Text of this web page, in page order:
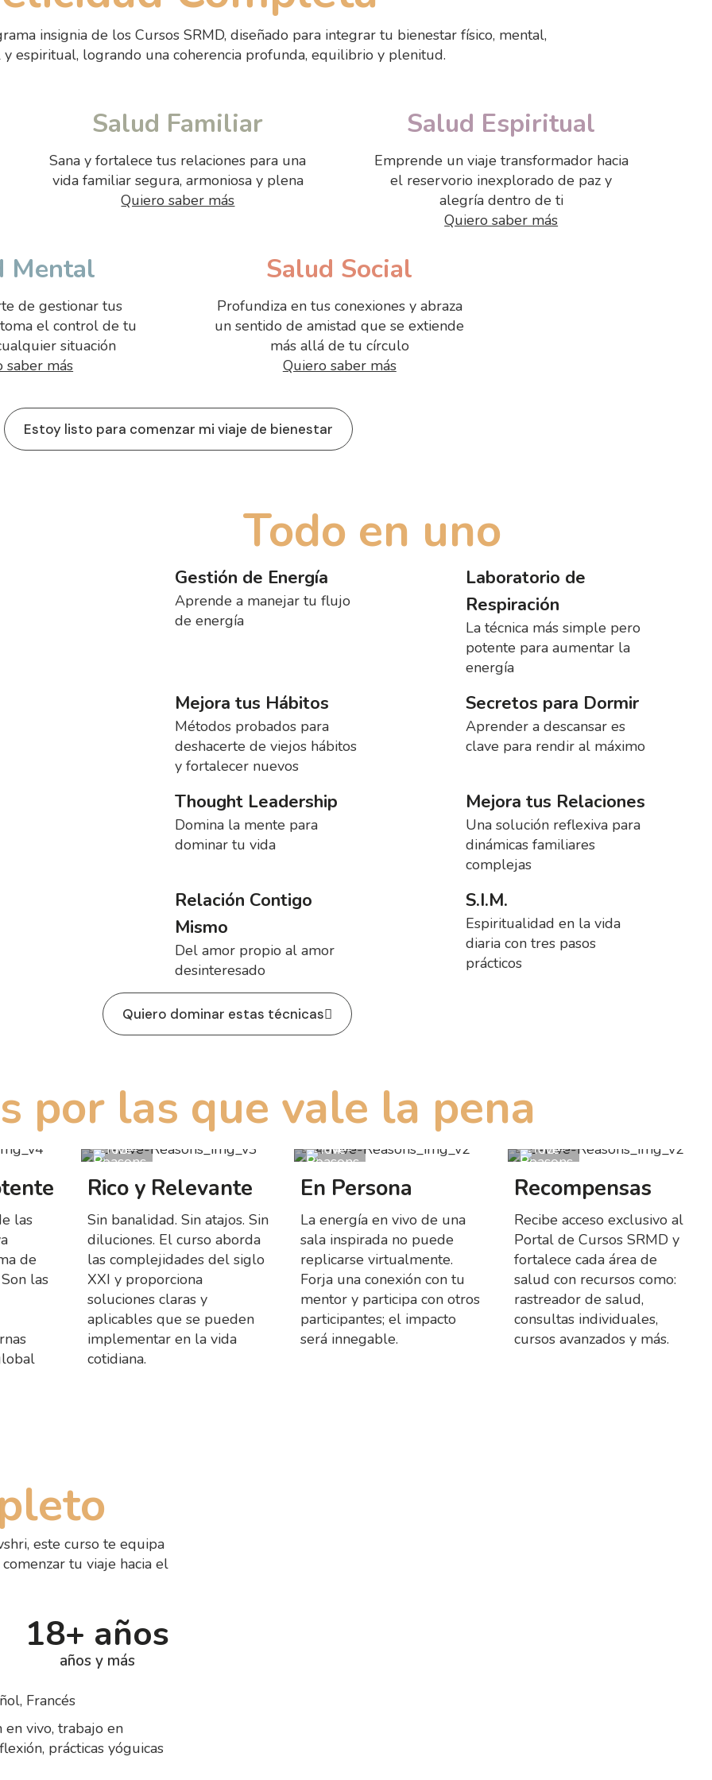
insignia de los Cursos SRMD, diseñado para integrar tu bienestar físico, mental,
y espiritual, logrando una coherencia profunda, equilibrio y plenitud.
Salud Familiar
Sana y fortalece tus relaciones para una
vida familiar segura, armoniosa y plena
Quiero saber más
Salud Espiritual
Emprende un viaje transformador hacia
el reservorio inexplorado de paz y
alegría dentro de ti
Quiero saber más
Mental
de gestionar tus
el control de tu
situación
saber más
Salud Social
Profundiza en tus conexiones y abraza
un sentido de amistad que se extiende
más allá de tu círculo
Quiero saber más
Estoy listo para comenzar mi viaje de bienestar
Todo en uno
Gestión de Energía
Aprende a manejar tu flujo
de energía
Laboratorio de
Respiración
La técnica más simple pero
potente para aumentar la
energía
Mejora tus Hábitos
Métodos probados para
deshacerte de viejos hábitos
y fortalecer nuevos
Secretos para Dormir
Aprender a descansar es
clave para rendir al máximo
Thought Leadership
Domina la mente para
dominar tu vida
Mejora tus Relaciones
Una solución reflexiva para
dinámicas familiares
complejas
Relación Contigo
Mismo
Del amor propio al amor
desinteresado
S.I.M.
Espiritualidad en la vida
diaria con tres pasos
prácticos
Quiero dominar estas técnicas
por las que vale la pena
las
de
las
Rico y Relevante
Sin banalidad. Sin atajos. Sin
diluciones. El curso aborda
las complejidades del siglo
XXI y proporciona
soluciones claras y
aplicables que se pueden
implementar en la vida
cotidiana.
En Persona
La energía en vivo de una
sala inspirada no puede
replicarse virtualmente.
Forja una conexión con tu
mentor y participa con otros
participantes; el impacto
será innegable.
Recompensas
Recibe acceso exclusivo al
Portal de Cursos SRMD y
fortalece cada área de
salud con recursos como:
rastreador de salud,
consultas individuales,
cursos avanzados y más.
este curso te equipa
tu viaje hacia el
18+ años
años y más
Francés
en vivo, trabajo en
prácticas yóguicas